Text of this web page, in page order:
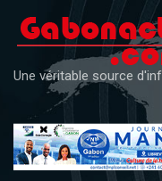
content
Une véritable source